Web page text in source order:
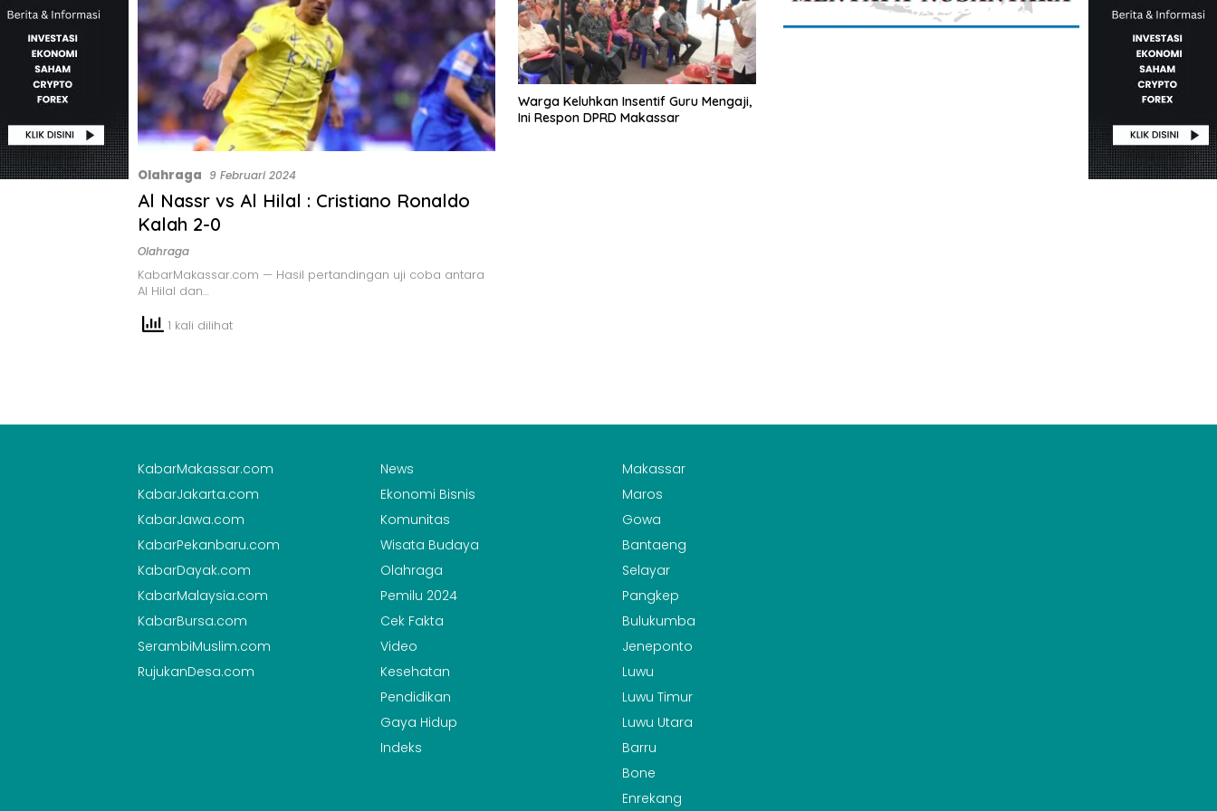
Olahraga 9 Februari 2024
Al Nassr vs Al Hilal : Cristiano Ronaldo
Kalah 2-0
Olahraga
KabarMakassar.com — Hasil pertandingan uji coba antara
Al Hilal dan…
1 kali dilihat
Warga Keluhkan Insentif Guru Mengaji,
Ini Respon DPRD Makassar
KabarMakassar.com
KabarJakarta.com
KabarJawa.com
KabarPekanbaru.com
KabarDayak.com
KabarMalaysia.com
KabarBursa.com
SerambiMuslim.com
RujukanDesa.com
News
Ekonomi Bisnis
Komunitas
Wisata Budaya
Olahraga
Pemilu 2024
Cek Fakta
Video
Kesehatan
Pendidikan
Gaya Hidup
Indeks
Makassar
Maros
Gowa
Bantaeng
Selayar
Pangkep
Bulukumba
Jeneponto
Luwu
Luwu Timur
Luwu Utara
Barru
Bone
Enrekang